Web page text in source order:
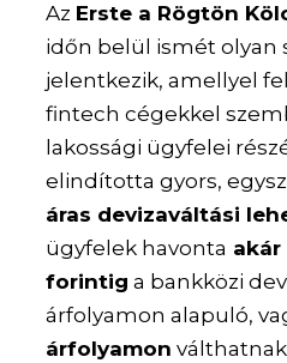
Az Erste a Rögtön
időn belül ismét olyan
jelentkezik, amellyel
fintech cégekkel
lakossági ügyfelei
elindította gyors,
áras devizaváltási
ügyfelek havonta akár
forintig a bankközi
árfolyamon alapuló,
árfolyamon